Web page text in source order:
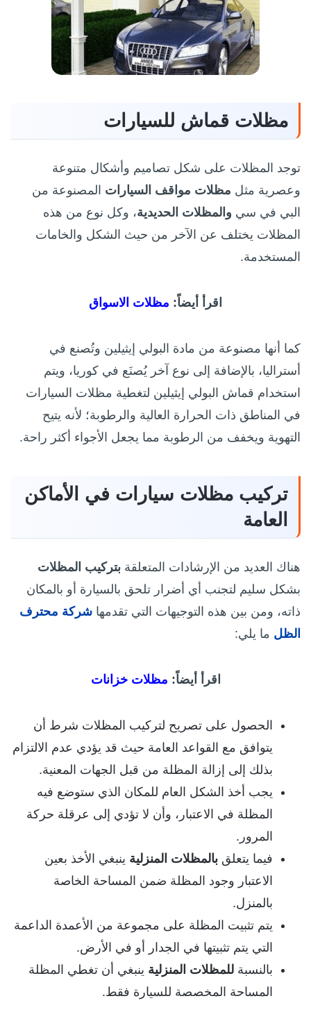
مظلات قماش للسيارات
توجد المظلات على شكل تصاميم وأشكال متنوعة
وعصرية مثل مظلات مواقف السيارات المصنوعة من
البي في سي والمظلات الحديدية، وكل نوع من هذه
المظلات يختلف عن الآخر من حيث الشكل والخامات
المستخدمة.
اقرأ أيضاً: مظلات الاسواق
كما أنها مصنوعة من مادة البولي إيثيلين وتُصنع في
أستراليا، بالإضافة إلى نوع آخر يُصنَع في كوريا، ويتم
استخدام قماش البولي إيثيلين لتغطية مظلات السيارات
في المناطق ذات الحرارة العالية والرطوبة؛ لأنه يتيح
التهوية ويخفف من الرطوبة مما يجعل الأجواء أكثر راحة.
تركيب مظلات سيارات في الأماكن
العامة
هناك العديد من الإرشادات المتعلقة بتركيب المظلات
بشكل سليم لتجنب أي أضرار تلحق بالسيارة أو بالمكان
ذاته، ومن بين هذه التوجيهات التي تقدمها شركة محترف
الظل ما يلي:
اقرأ أيضاً: مظلات خزانات
الحصول على تصريح لتركيب المظلات شرط أن
يتوافق مع القواعد العامة حيث قد يؤدي عدم الالتزام
بذلك إلى إزالة المظلة من قبل الجهات المعنية.
يجب أخذ الشكل العام للمكان الذي ستوضع فيه
المظلة في الاعتبار، وأن لا تؤدي إلى عرقلة حركة
المرور.
فيما يتعلق بالمظلات المنزلية ينبغي الأخذ بعين
الاعتبار وجود المظلة ضمن المساحة الخاصة
بالمنزل.
يتم تثبيت المظلة على مجموعة من الأعمدة الداعمة
التي يتم تثبيتها في الجدار أو في الأرض.
بالنسبة للمظلات المنزلية ينبغي أن تغطي المظلة
المساحة المخصصة للسيارة فقط.